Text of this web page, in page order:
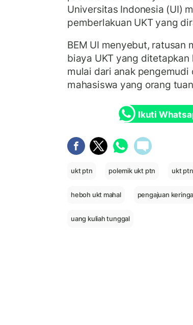
Universitas Indonesia (UI)
pemberlakuan UKT yang
BEM UI menyebut, ratusan
biaya UKT yang
mulai dari anak
mahasiswa yang orang
Ikuti
ukt ptn polemik ukt ptn ukt
heboh ukt mahal pengajuan
uang kuliah tunggal